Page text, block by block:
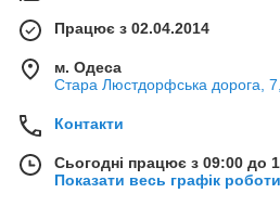
Працює з 02.04.2014
м. Одеса
Стара Люстдорфська дорога,
Контакти
Сьогодні працює з 09:00 до
Показати весь графік роботи